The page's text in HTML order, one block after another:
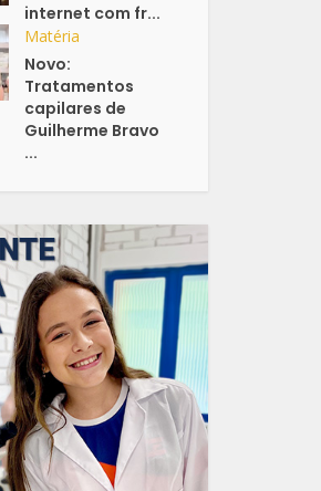
internet com fr...
Matéria
Novo:
Tratamentos
capilares de
Guilherme Bravo
...